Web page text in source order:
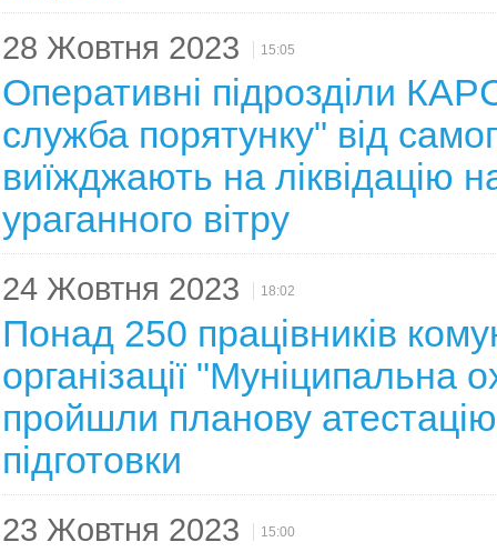
28 Жовтня 2023 15:05
Оперативні підрозділи
служба порятунку" від
виїжджають на ліквідацію
ураганного вітру
24 Жовтня 2023 18:02
Понад 250 працівників
організації "Муніципальна
пройшли планову атестацію
підготовки
23 Жовтня 2023 15:00